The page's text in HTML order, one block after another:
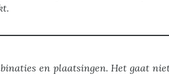
en plaatsingen. Het gaat